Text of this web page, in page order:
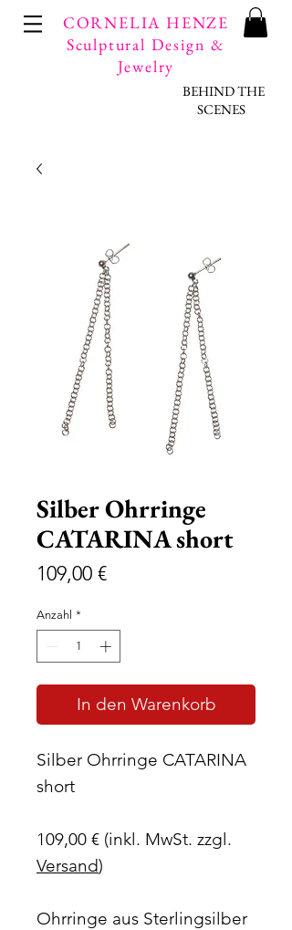
CORNELIA HENZE
Sculptural Design &
Jewelry
BEHIND THE
SCENES
Silber Ohrringe
CATARINA short
109,00 €Preis
Anzahl *
In den Warenkorb
Silber Ohrringe CATARINA
short
109,00 € (inkl. MwSt. zzgl.
Versand)
Ohrringe aus Sterlingsilber